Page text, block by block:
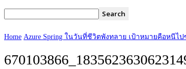
Home Azure Spring ในวันที่ชีวิตพังทลาย เป้าหมายคือหนีไป